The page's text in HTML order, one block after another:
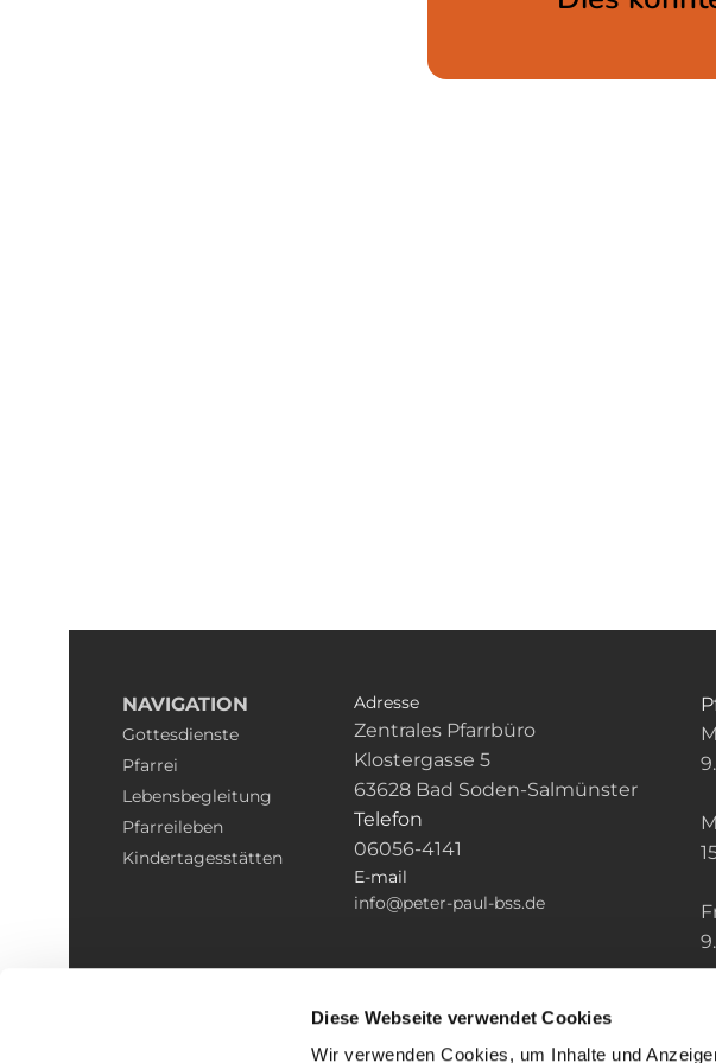
Diese Webseite verwendet Cookies
Wir verwenden Cookies, um Inhalte und
NAVIGATION
Gottesdienste
Pfarrei
Lebensbegleitung
Pfarreileben
Kindertagesstätten
Adresse
Zentrales Pfarrbüro
Klostergasse 5
63628 Bad Soden-Salmünster
Telefon
06056-4141
E-mail
info@peter-paul-bss.de